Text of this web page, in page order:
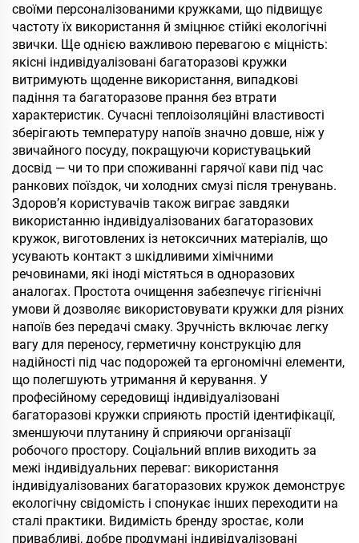
своїми персоналізованими кружками, що підвищує
частоту їх використання й зміцнює стійкі екологічні
звички. Ще однією важливою перевагою є міцність:
якісні індивідуалізовані багаторазові кружки
витримують щоденне використання, випадкові
падіння та багаторазове прання без втрати
характеристик. Сучасні теплоізоляційні властивості
зберігають температуру напоїв значно довше, ніж у
звичайного посуду, покращуючи користувацький
досвід — чи то при споживанні гарячої кави під час
ранкових поїздок, чи холодних смузі після тренувань.
Здоров’я користувачів також виграє завдяки
використанню індивідуалізованих багаторазових
кружок, виготовлених із нетоксичних матеріалів, що
усувають контакт з шкідливими хімічними
речовинами, які іноді містяться в одноразових
аналогах. Простота очищення забезпечує гігієнічні
умови й дозволяє використовувати кружки для різних
напоїв без передачі смаку. Зручність включає легку
вагу для переносу, герметичну конструкцію для
надійності під час подорожей та ергономічні елементи,
що полегшують утримання й керування. У
професійному середовищі індивідуалізовані
багаторазові кружки сприяють простій ідентифікації,
зменшуючи плутанину й сприяючи організації
робочого простору. Соціальний вплив виходить за
межі індивідуальних переваг: використання
індивідуалізованих багаторазових кружок демонструє
екологічну свідомість і спонукає інших переходити на
сталі практики. Видимість бренду зростає, коли
привабливі, добре продумані індивідуалізовані